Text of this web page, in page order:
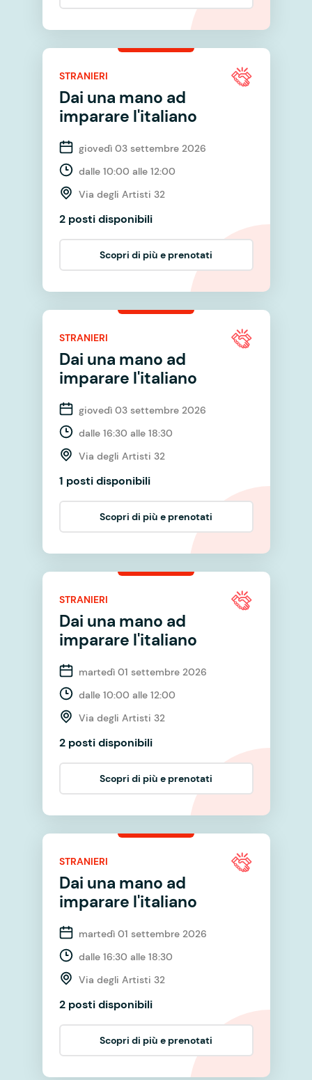
STRANIERI
Dai una mano ad
imparare l'italiano
giovedì 03 settembre 2026
dalle 10:00 alle 12:00
Via degli Artisti 32
2 posti disponibili
Scopri di più e prenotati
STRANIERI
Dai una mano ad
imparare l'italiano
giovedì 03 settembre 2026
dalle 16:30 alle 18:30
Via degli Artisti 32
1 posti disponibili
Scopri di più e prenotati
STRANIERI
Dai una mano ad
imparare l'italiano
martedì 01 settembre 2026
dalle 10:00 alle 12:00
Via degli Artisti 32
2 posti disponibili
Scopri di più e prenotati
STRANIERI
Dai una mano ad
imparare l'italiano
martedì 01 settembre 2026
dalle 16:30 alle 18:30
Via degli Artisti 32
2 posti disponibili
Scopri di più e prenotati